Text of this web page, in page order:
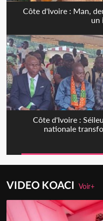
Côte d'Ivoire : Man,
un
Côte d'Ivoire :
nationale
VIDEO KOACIVoir+